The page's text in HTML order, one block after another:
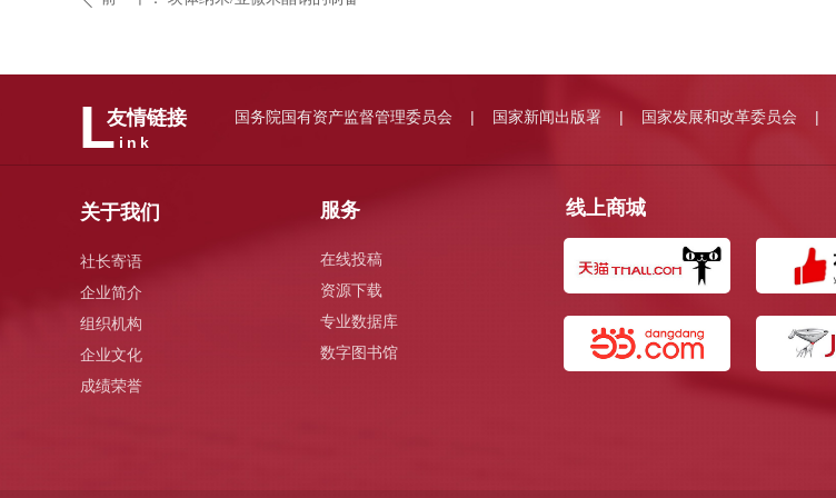
关于我们
社长寄语
企业简介
组织机构
企业文化
成绩荣誉
服务
在线投稿
资源下载
专业数据库
数字图书馆
线上商城
国务院国有资产监督管理委员会 | 国家新闻出版署 | 国家发展和改革委员会 |
Link
友情链接